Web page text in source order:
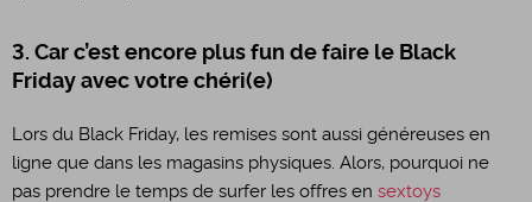
3. Car c’est encore plus fun de faire le Black
Friday avec votre chéri(e)
Lors du Black Friday, les remises sont aussi généreuses en
ligne que dans les magasins physiques. Alors, pourquoi ne
pas prendre le temps de surfer les offres en sextoys